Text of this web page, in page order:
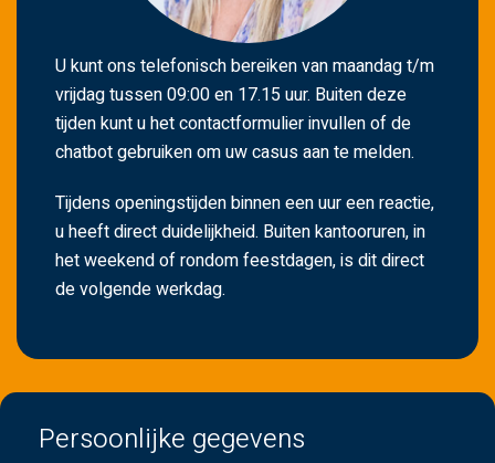
U kunt ons telefonisch bereiken van maandag t/m
vrijdag tussen 09:00 en 17.15 uur. Buiten deze
tijden kunt u het contactformulier invullen of de
chatbot gebruiken om uw casus aan te melden.
Tijdens openingstijden binnen een uur een reactie,
u heeft direct duidelijkheid. Buiten kantooruren, in
het weekend of rondom feestdagen, is dit direct
de volgende werkdag.
Persoonlijke gegevens